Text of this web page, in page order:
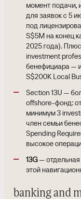
момент подачи,
для заявок с 5
под
S$5M на конец
2025 года).
investment
бенефициара —
S$200K Local
Section 13U —
offshore-фонд:
минимум 3
член семьи
Spending
высокое
13G— отдельная
этой
banking and